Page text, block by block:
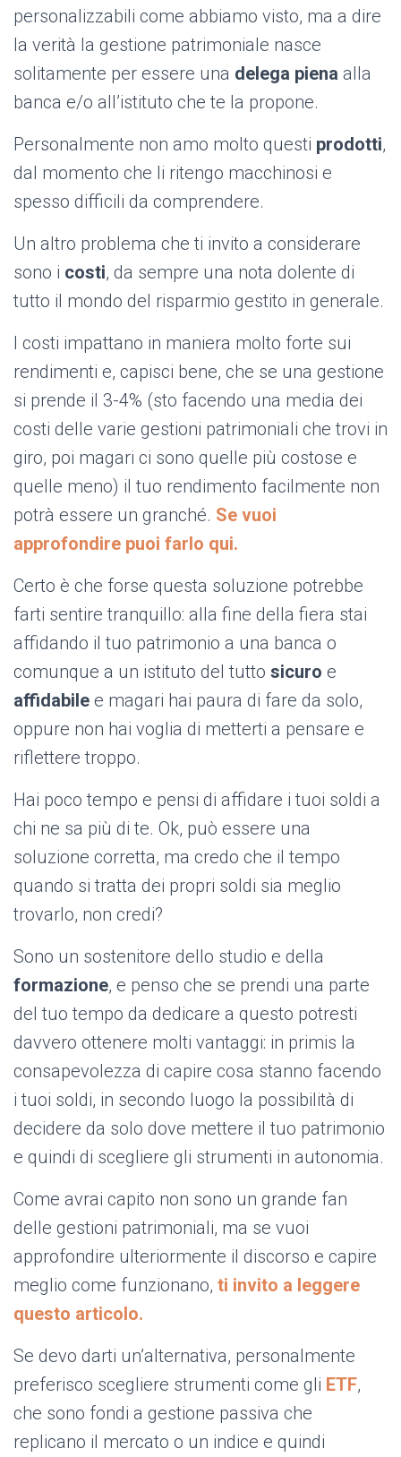
personalizzabili come abbiamo visto, ma a dire
la verità la gestione patrimoniale nasce
solitamente per essere una delega piena alla
banca e/o all’istituto che te la propone.
Personalmente non amo molto questi prodotti,
dal momento che li ritengo macchinosi e
spesso difficili da comprendere.
Un altro problema che ti invito a considerare
sono i costi, da sempre una nota dolente di
tutto il mondo del risparmio gestito in generale.
I costi impattano in maniera molto forte sui
rendimenti e, capisci bene, che se una gestione
si prende il 3-4% (sto facendo una media dei
costi delle varie gestioni patrimoniali che trovi in
giro, poi magari ci sono quelle più costose e
quelle meno) il tuo rendimento facilmente non
potrà essere un granché. Se vuoi
approfondire puoi farlo qui.
Certo è che forse questa soluzione potrebbe
farti sentire tranquillo: alla fine della fiera stai
affidando il tuo patrimonio a una banca o
comunque a un istituto del tutto sicuro e
affidabile e magari hai paura di fare da solo,
oppure non hai voglia di metterti a pensare e
riflettere troppo.
Hai poco tempo e pensi di affidare i tuoi soldi a
chi ne sa più di te. Ok, può essere una
soluzione corretta, ma credo che il tempo
quando si tratta dei propri soldi sia meglio
trovarlo, non credi?
Sono un sostenitore dello studio e della
formazione, e penso che se prendi una parte
del tuo tempo da dedicare a questo potresti
davvero ottenere molti vantaggi: in primis la
consapevolezza di capire cosa stanno facendo
i tuoi soldi, in secondo luogo la possibilità di
decidere da solo dove mettere il tuo patrimonio
e quindi di scegliere gli strumenti in autonomia.
Come avrai capito non sono un grande fan
delle gestioni patrimoniali, ma se vuoi
approfondire ulteriormente il discorso e capire
meglio come funzionano, ti invito a leggere
questo articolo.
Se devo darti un’alternativa, personalmente
preferisco scegliere strumenti come gli ETF,
che sono fondi a gestione passiva che
replicano il mercato o un indice e quindi